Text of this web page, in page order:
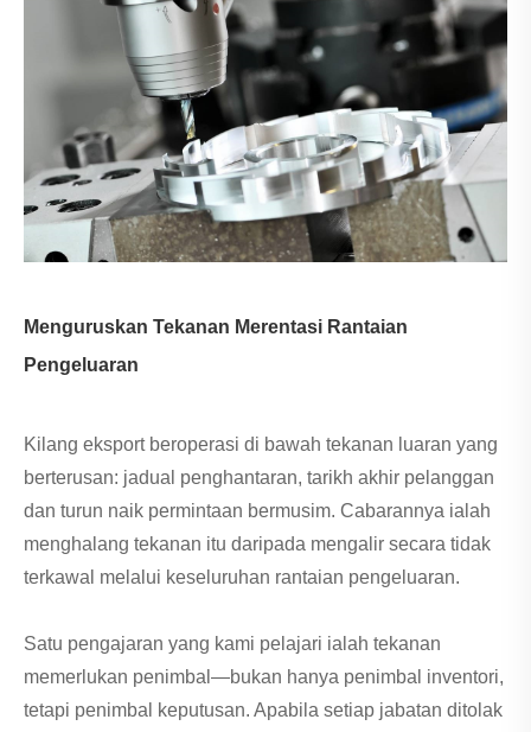
Menguruskan Tekanan Merentasi Rantaian
Pengeluaran
Kilang eksport beroperasi di bawah tekanan luaran yang
berterusan: jadual penghantaran, tarikh akhir pelanggan
dan turun naik permintaan bermusim. Cabarannya ialah
menghalang tekanan itu daripada mengalir secara tidak
terkawal melalui keseluruhan rantaian pengeluaran.
Satu pengajaran yang kami pelajari ialah tekanan
memerlukan penimbal—bukan hanya penimbal inventori,
tetapi penimbal keputusan. Apabila setiap jabatan ditolak